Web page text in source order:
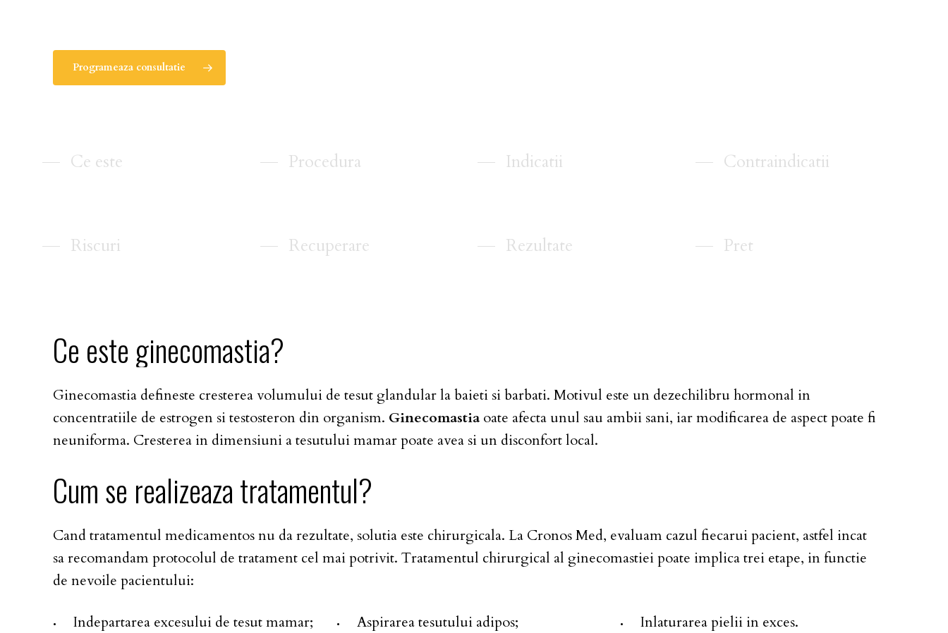
Programeaza consultatie
Ce este Procedura Indicatii Contraindicatii
Riscuri Recuperare Rezultate Pret
Ce este ginecomastia?
Ginecomastia defineste cresterea volumului de tesut glandular la baieti si barbati. Motivul este un dezechilibru hormonal in
concentratiile de estrogen si testosteron din organism. Ginecomastia oate afecta unul sau ambii sani, iar modificarea de aspect poate fi
neuniforma. Cresterea in dimensiuni a tesutului mamar poate avea si un disconfort local.
Cumse realizeazatratamentul?
Cand tratamentul medicamentos nu da rezultate, solutia este chirurgicala. La Cronos Med, evaluam cazul fiecarui pacient, astfel incat
sa recomandam protocolul de tratament cel mai potrivit. Tratamentul chirurgical al ginecomastiei poate implica trei etape, in functie
de nevoile pacientului:
Indepartarea excesului de tesut mamar; Aspirarea tesutului adipos; Inlaturarea pielii in exces.